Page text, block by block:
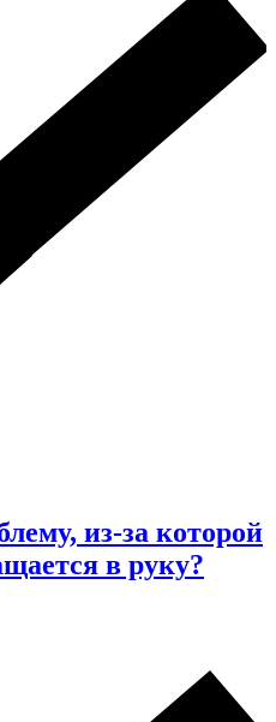
из-за которой
в руку?